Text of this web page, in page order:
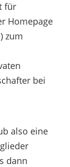
für
Homepage
) zum
bei
also eine
dann